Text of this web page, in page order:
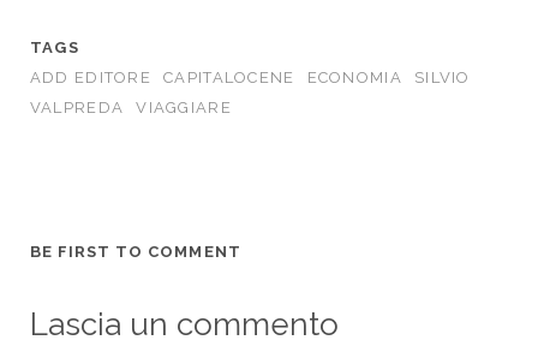
TAGS
ADD EDITORE
CAPITALOCENE ECONOMIA
SILVIO
VALPREDA
VIAGGIARE
BE FIRST TO COMMENT
Lascia un commento